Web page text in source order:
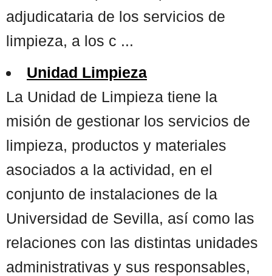
adjudicataria de los servicios de
limpieza, a los c ...
Unidad Limpieza
La Unidad de Limpieza tiene la
misión de gestionar los servicios de
limpieza, productos y materiales
asociados a la actividad, en el
conjunto de instalaciones de la
Universidad de Sevilla, así como las
relaciones con las distintas unidades
administrativas y sus responsables,